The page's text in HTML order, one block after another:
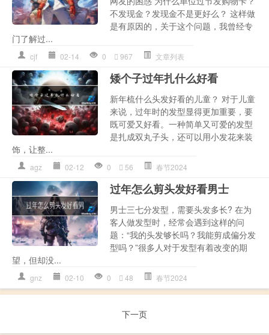
不发现金？发现金不是更好么？ 这样做
是有原因的，关于这个问题，我曾经专
门了解过...
cjf 02-14 0 967 文章列表
矮个子过年扎什么好看
新年梳什么头发好看的儿童？ 对于儿童
来说，过年时的发型显得更加重要，要
既可爱又好看。一种简单又可爱的发型
是扎成双丸子头，还可以用小发花来装
饰，让整...
agz 02-12 0 56 春节2024
过年怎么剪头发好看男士
男士三七分发型，需要头发多长? 在为
客人做发型时，经常会遇到这样的问
题：“我的头发够长吗？我能剪成偏分发
型吗？”很多人对于发型有着改变的期
望，但却没...
gnz 02-10 0 48 春节2024
下一页